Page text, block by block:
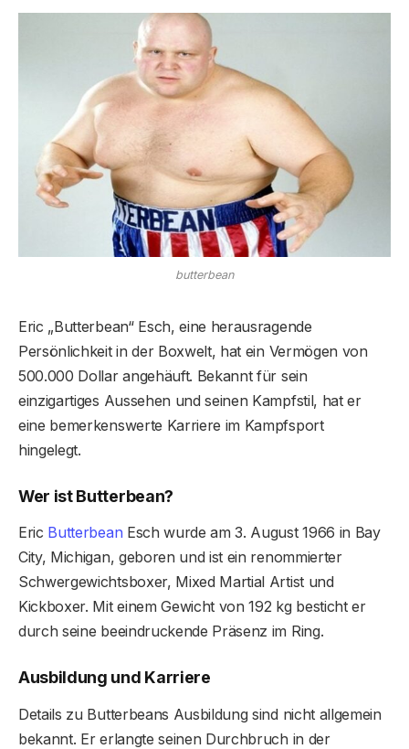
butterbean
Eric „Butterbean“ Esch, eine herausragende
Persönlichkeit in der Boxwelt, hat ein Vermögen von
500.000 Dollar angehäuft. Bekannt für sein
einzigartiges Aussehen und seinen Kampfstil, hat er
eine bemerkenswerte Karriere im Kampfsport
hingelegt.
Wer ist Butterbean?
Eric Butterbean Esch wurde am 3. August 1966 in Bay
City, Michigan, geboren und ist ein renommierter
Schwergewichtsboxer, Mixed Martial Artist und
Kickboxer. Mit einem Gewicht von 192 kg besticht er
durch seine beeindruckende Präsenz im Ring.
Ausbildung und Karriere
Details zu Butterbeans Ausbildung sind nicht allgemein
bekannt. Er erlangte seinen Durchbruch in der